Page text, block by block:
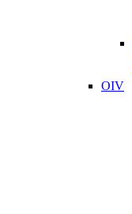
OIV